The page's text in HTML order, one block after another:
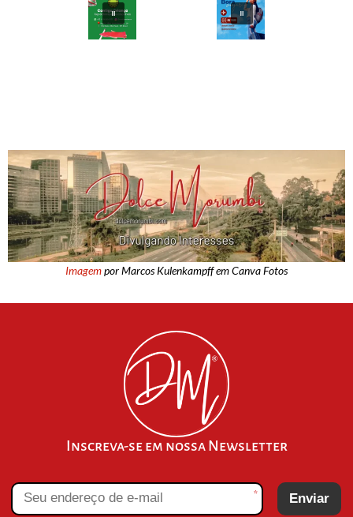
Imagempor Marcos Kulenkampff em Canva Fotos
Inscreva-se em nossa Newsletter
* Enviar